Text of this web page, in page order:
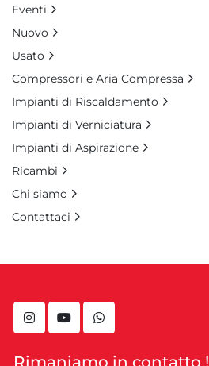
instagramyoutubewhatsapp
Eventi
Nuovo
Usato
Compressori e Aria Compressa
Impianti di Riscaldamento
Impianti di Verniciatura
Impianti di Aspirazione
Ricambi
Chi siamo
Contattaci